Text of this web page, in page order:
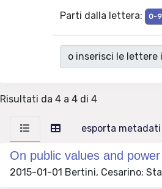
Parti dalla lettera: 0-9
o inserisci le lettere
Risultati da 4 a 4 di 4
esporta metadati
On public values and
2015-01-01 Bertini, Cesarino;